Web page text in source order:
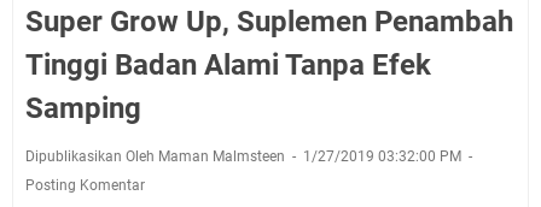
Super Grow Up, Suplemen Penambah
Tinggi Badan Alami Tanpa Efek
Samping
Dipublikasikan Oleh Maman Malmsteen
1/27/2019 03:32:00 PM
Posting Komentar